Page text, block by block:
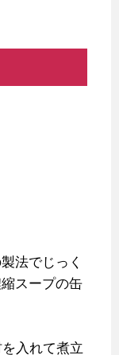
法でじっく
スープの缶
入れて煮立